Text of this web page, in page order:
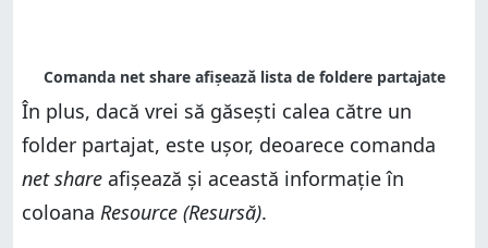
În plus, dacă vrei să găsești calea către un
folder partajat, este ușor, deoarece comanda
net share afișează și această informație în
coloana Resource (Resursă).